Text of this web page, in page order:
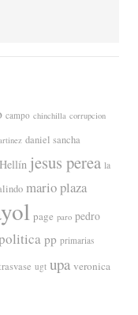
campo chinchilla corrupcion
daniel sancha
Hellín jesus perea la
mario plaza
page paro pedro
pp primarias
ugt upa veronica